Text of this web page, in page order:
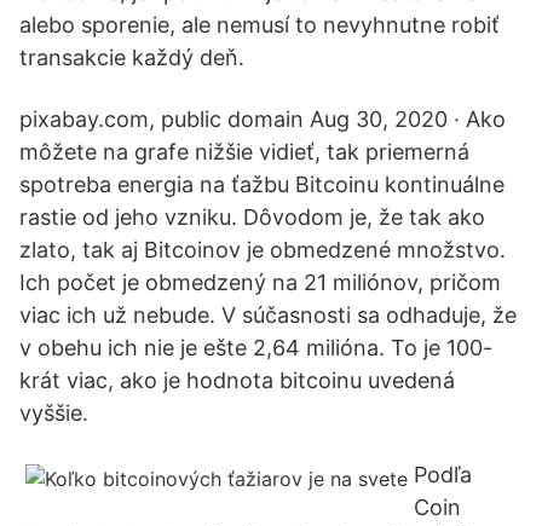
alebo sporenie, ale nemusí to nevyhnutne robiť
transakcie každý deň.
pixabay.com, public domain Aug 30, 2020 · Ako
môžete na grafe nižšie vidieť, tak priemerná
spotreba energia na ťažbu Bitcoinu kontinuálne
rastie od jeho vzniku. Dôvodom je, že tak ako
zlato, tak aj Bitcoinov je obmedzené množstvo.
Ich počet je obmedzený na 21 miliónov, pričom
viac ich už nebude. V súčasnosti sa odhaduje, že
v obehu ich nie je ešte 2,64 milióna. To je 100-
krát viac, ako je hodnota bitcoinu uvedená
vyššie.
Podľa
Coin